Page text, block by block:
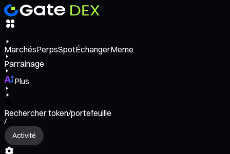
MarchésPerpsSpotÉchangerMeme
Parrainage
Plus
Rechercher token/portefeuille
/
Activité